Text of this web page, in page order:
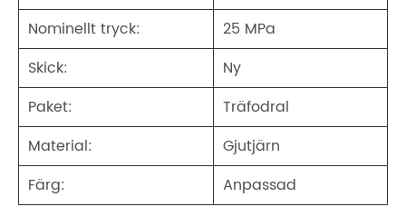
Nominellt tryck:
25 MPa
Skick:
Ny
Paket:
Träfodral
Material:
Gjutjärn
Färg:
Anpassad